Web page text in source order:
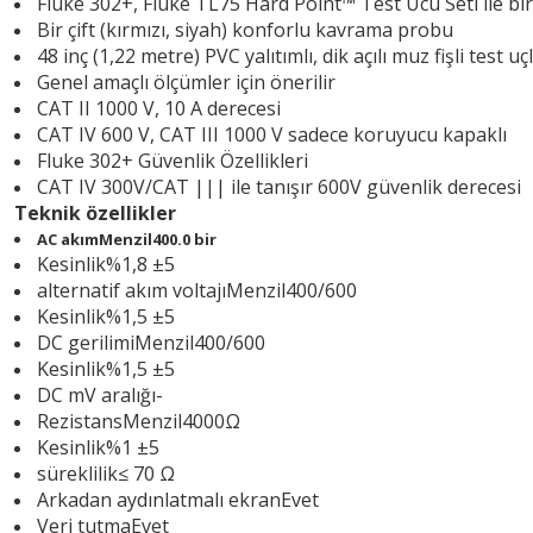
Bir çift (kırmızı, siyah) konforlu kavrama probu
48 inç (1,22 metre) PVC yalıtımlı, dik açılı muz fişli test
Genel amaçlı ölçümler için önerilir
CAT II 1000 V, 10 A derecesi
CAT IV 600 V, CAT III 1000 V sadece koruyucu kapaklı
Fluke 302+ Güvenlik Özellikleri
CAT IV 300V/CAT ||| ile tanışır 600V güvenlik derecesi
Teknik özellikler
AC akımMenzil400.0 bir
Kesinlik%1,8 ±5
alternatif akım voltajıMenzil400/600
Kesinlik%1,5 ±5
DC gerilimiMenzil400/600
Kesinlik%1,5 ±5
DC mV aralığı-
RezistansMenzil4000Ω
Kesinlik%1 ±5
süreklilik≤ 70 Ω
Arkadan aydınlatmalı ekranEvet
Veri tutmaEvet